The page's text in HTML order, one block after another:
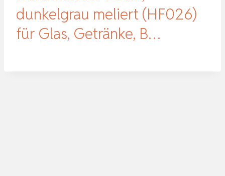
dunkelgrau meliert (HF026)
für Glas, Getränke, B…